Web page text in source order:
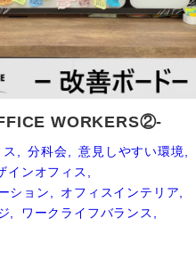
WORKERS②-
分科会
意見しやすい環境
インオフィス
ション
オフィスインテリア
ワークライフバランス